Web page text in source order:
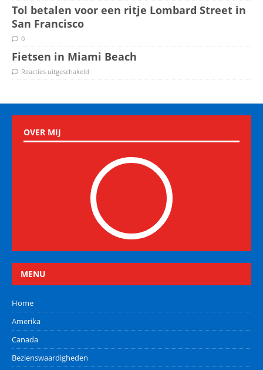
Tol betalen voor een ritje Lombard Street in
San Francisco
0
Fietsen in Miami Beach
Reacties uitgeschakeld
OVER MIJ
MENU
Home
Amerika
Canada
Bezienswaardigheden